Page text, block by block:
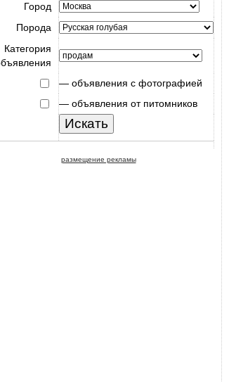
Город
Порода
Категория
— объявления с фотографией
— объявления от питомников
размещение рекламы